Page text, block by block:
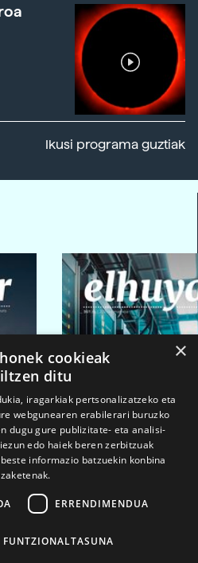
Ikusi programa guztiak
2026ko mar. 1a
×
cookieak
ditu
iragarkiak pertsonalizatzeko eta
webgunearen erabilerari buruzko
dugu gure publizitate- eta analisi-
edo haiek beren zerbitzuak
informazio batzuekin konbina
ERRENDIMENDUA
FUNTZIONALTASUNA